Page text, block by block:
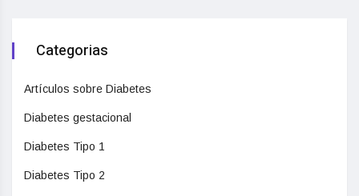
Categorias
Artículos sobre Diabetes
Diabetes gestacional
Diabetes Tipo 1
Diabetes Tipo 2